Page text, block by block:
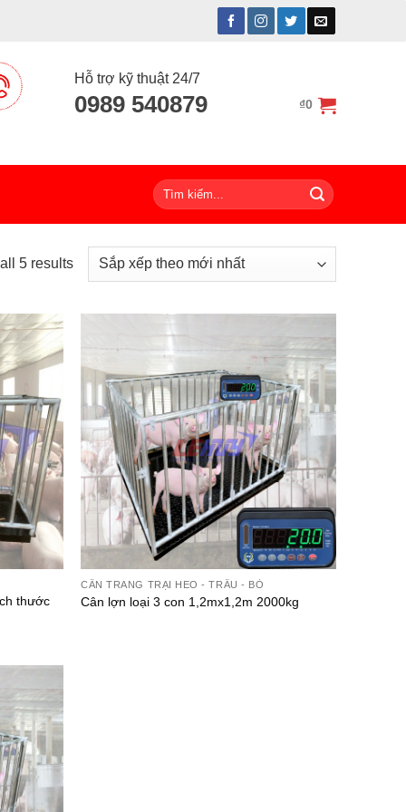
Hỗ trợ kỹ thuật 24/7
0989 540879 ₫0
Tìm
kiếm:
5 results
thước
CÂN TRANG TRẠI HEO - TRÂU - BÒ
Cân lợn loại 3 con 1,2mx1,2m 2000kg